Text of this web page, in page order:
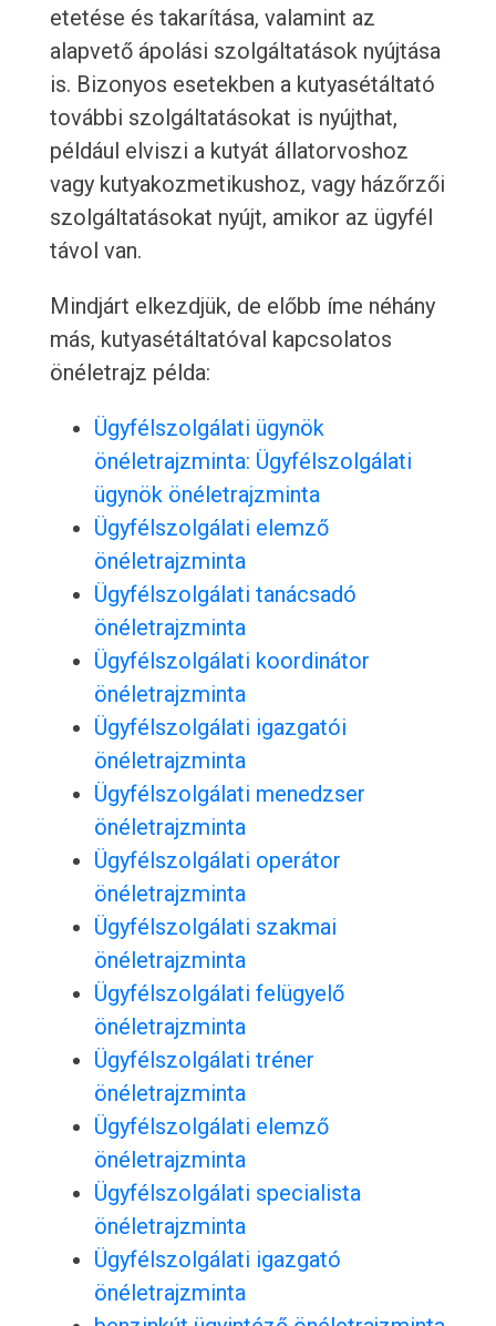
etetése és takarítása, valamint az
alapvető ápolási szolgáltatások nyújtása
is. Bizonyos esetekben a kutyasétáltató
további szolgáltatásokat is nyújthat,
például elviszi a kutyát állatorvoshoz
vagy kutyakozmetikushoz, vagy házőrzői
szolgáltatásokat nyújt, amikor az ügyfél
távol van.
Mindjárt elkezdjük, de előbb íme néhány
más, kutyasétáltatóval kapcsolatos
önéletrajz példa:
Ügyfélszolgálati ügynök
önéletrajzminta: Ügyfélszolgálati
ügynök önéletrajzminta
Ügyfélszolgálati elemző
önéletrajzminta
Ügyfélszolgálati tanácsadó
önéletrajzminta
Ügyfélszolgálati koordinátor
önéletrajzminta
Ügyfélszolgálati igazgatói
önéletrajzminta
Ügyfélszolgálati menedzser
önéletrajzminta
Ügyfélszolgálati operátor
önéletrajzminta
Ügyfélszolgálati szakmai
önéletrajzminta
Ügyfélszolgálati felügyelő
önéletrajzminta
Ügyfélszolgálati tréner
önéletrajzminta
Ügyfélszolgálati elemző
önéletrajzminta
Ügyfélszolgálati specialista
önéletrajzminta
Ügyfélszolgálati igazgató
önéletrajzminta